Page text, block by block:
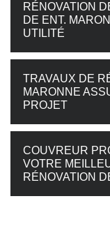
RÉNOVATION
DE ENT.
UTILITÉ
TRAVAUX DE
MARONNE
PROJET
COUVREUR
VOTRE
RÉNOVATION